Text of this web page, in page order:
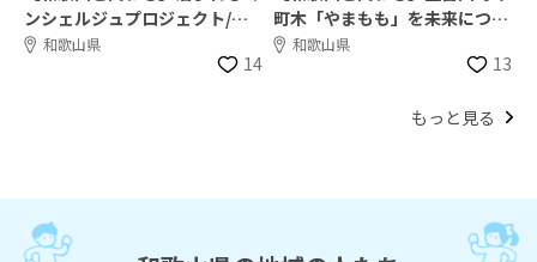
ンシェルジュプロジェクト/田
辺の居酒屋がゲストハウスを始
和歌山県
14
町木「やまもも」を未来につな
ぐ、6次産業化の現場をリアル
和歌山県
13
もっと見る